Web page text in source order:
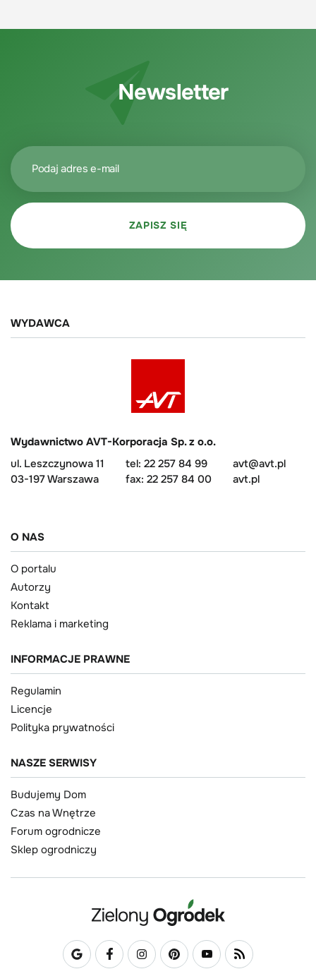
Newsletter
WYDAWCA
Wydawnictwo AVT-Korporacja Sp. z o.o.
ul. Leszczynowa 11
03-197 Warszawa
tel: 22 257 84 99
fax: 22 257 84 00
avt@avt.pl
avt.pl
O NAS
O portalu
Autorzy
Kontakt
Reklama i marketing
INFORMACJE PRAWNE
Regulamin
Licencje
Polityka prywatności
NASZE SERWISY
Budujemy Dom
Czas na Wnętrze
Forum ogrodnicze
Sklep ogrodniczy